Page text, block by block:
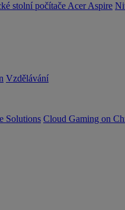
stolní počítače Acer Aspire
Vzdělávání
Solutions Cloud Gaming on